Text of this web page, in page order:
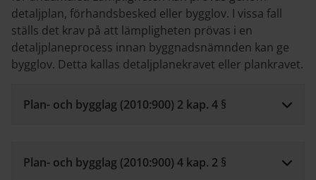
detaljplan, förhandsbesked eller bygglov. I vissa fall
ställs det krav på att lämpligheten prövas i en
detaljplaneprocess innan byggnadsnämnden kan ge
bygglov. Detta kallas detaljplanekravet eller plankravet.
Plan- och bygglag (2010:900) 2 kap. 4 §
Plan- och bygglag (2010:900) 4 kap. 2 §